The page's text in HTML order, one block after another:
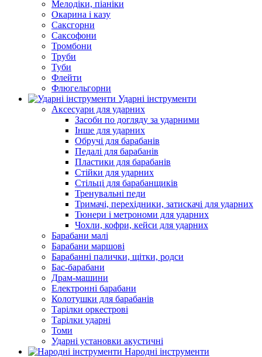
Мелодіки, піаніки
Окарина і казу
Саксгорни
Саксофони
Тромбони
Труби
Туби
Флейти
Флюгельгорни
Ударні інструменти
Аксесуари для ударних
Засоби по догляду за ударними
Інше для ударних
Обручі для барабанів
Педалі для барабанів
Пластики для барабанів
Стійки для ударних
Стільці для барабанщиків
Тренувальні педи
Тримачі, перехідники, затискачі для ударних
Тюнери і метрономи для ударних
Чохли, кофри, кейси для ударних
Барабани малі
Барабани маршові
Барабанні палички, щітки, родси
Бас-барабани
Драм-машини
Електронні барабани
Колотушки для барабанів
Тарілки оркестрові
Тарілки ударні
Томи
Ударні установки акустичні
Народні інструменти